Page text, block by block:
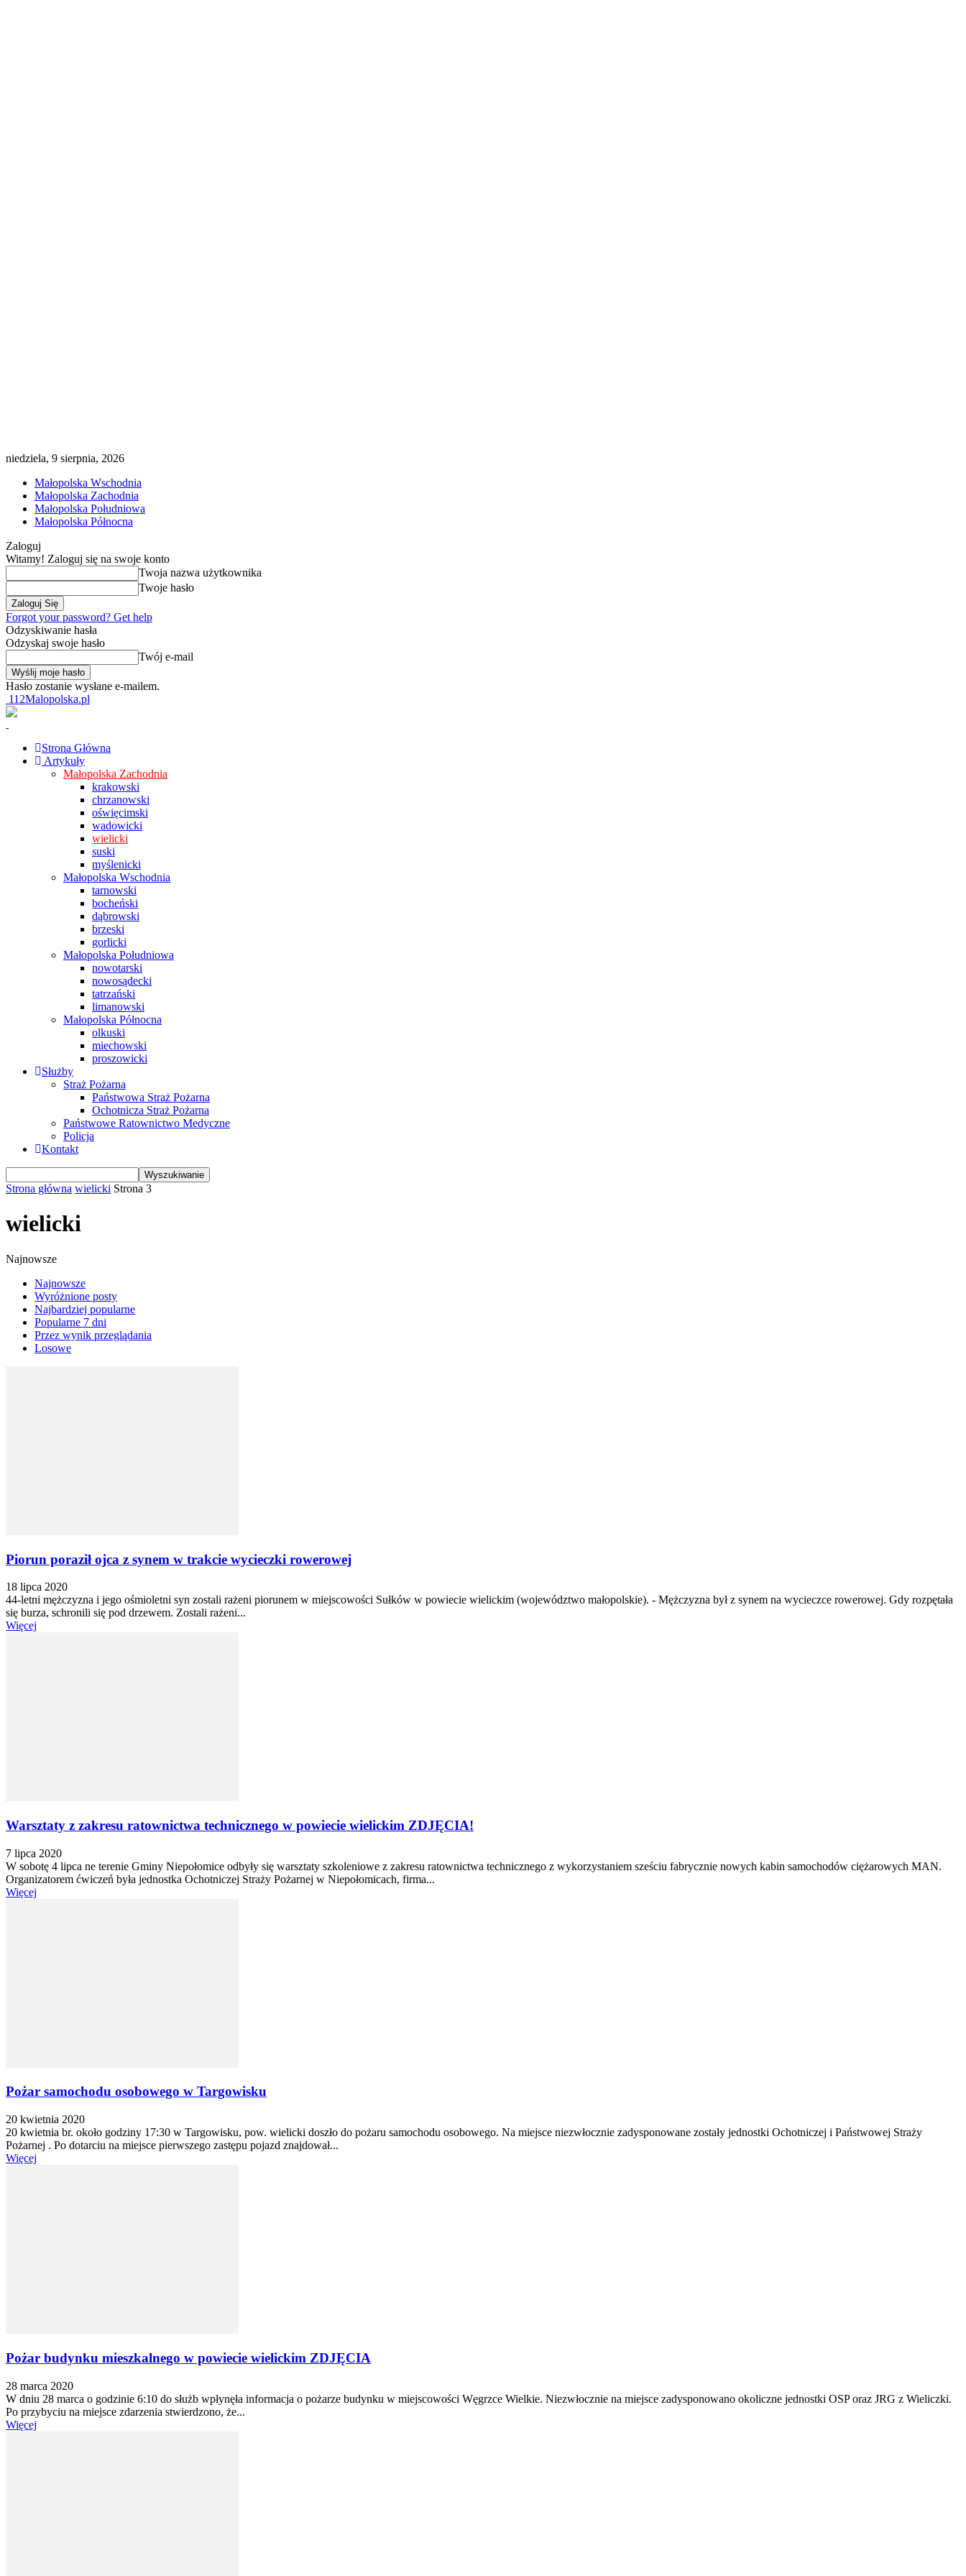
niedziela, 9 sierpnia, 2026
Małopolska Wschodnia
Małopolska Zachodnia
Małopolska Południowa
Małopolska Północna
Zaloguj
Witamy! Zaloguj się na swoje konto
Twoja nazwa użytkownika
Twoje hasło
Forgot your password? Get help
Odzyskiwanie hasła
Odzyskaj swoje hasło
Twój e-mail
Hasło zostanie wysłane e-mailem.
112Malopolska.pl
Strona Główna
Artykuły
Małopolska Zachodnia
krakowski
chrzanowski
oświęcimski
wadowicki
wielicki
suski
myślenicki
Małopolska Wschodnia
tarnowski
bocheński
dąbrowski
brzeski
gorlicki
Małopolska Południowa
nowotarski
nowosądecki
tatrzański
limanowski
Małopolska Północna
olkuski
miechowski
proszowicki
Służby
Straż Pożarna
Państwowa Straż Pożarna
Ochotnicza Straż Pożarna
Państwowe Ratownictwo Medyczne
Policja
Kontakt
Strona główna wielicki Strona 3
wielicki
Najnowsze
Najnowsze
Wyróżnione posty
Najbardziej popularne
Popularne 7 dni
Przez wynik przeglądania
Losowe
Piorun poraził ojca z synem w trakcie wycieczki rowerowej
18 lipca 2020
44-letni mężczyzna i jego ośmioletni syn zostali rażeni piorunem w miejscowości Sułków w powiecie wielickim (województwo małopolskie). - Mężczyzna był z synem na wycieczce rowerowej. Gdy rozpętała
się burza, schronili się pod drzewem. Zostali rażeni...
Więcej
Warsztaty z zakresu ratownictwa technicznego w powiecie wielickim ZDJĘCIA!
7 lipca 2020
W sobotę 4 lipca ne terenie Gminy Niepołomice odbyły się warsztaty szkoleniowe z zakresu ratownictwa technicznego z wykorzystaniem sześciu fabrycznie nowych kabin samochodów ciężarowych MAN.
Organizatorem ćwiczeń była jednostka Ochotniczej Straży Pożarnej w Niepołomicach, firma...
Więcej
Pożar samochodu osobowego w Targowisku
20 kwietnia 2020
20 kwietnia br. około godziny 17:30 w Targowisku, pow. wielicki doszło do pożaru samochodu osobowego. Na miejsce niezwłocznie zadysponowane zostały jednostki Ochotniczej i Państwowej Straży
Pożarnej . Po dotarciu na miejsce pierwszego zastępu pojazd znajdował...
Więcej
Pożar budynku mieszkalnego w powiecie wielickim ZDJĘCIA
28 marca 2020
W dniu 28 marca o godzinie 6:10 do służb wpłynęła informacja o pożarze budynku w miejscowości Węgrzce Wielkie. Niezwłocznie na miejsce zadysponowano okoliczne jednostki OSP oraz JRG z Wieliczki.
Po przybyciu na miejsce zdarzenia stwierdzono, że...
Więcej